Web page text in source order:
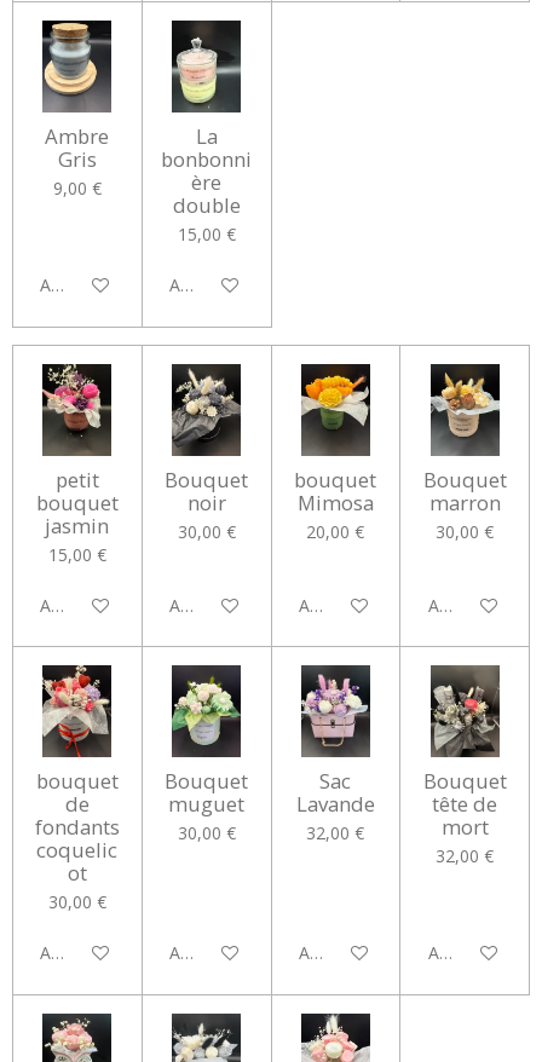
Ambre
Gris
9,00 €
Ajouter au panier
La
bonbonni
ère
double
15,00 €
Ajouter au panier
petit
bouquet
jasmin
15,00 €
Ajouter au panier
Bouquet
noir
30,00 €
Ajouter au panier
bouquet
Mimosa
20,00 €
Ajouter au panier
Bouquet
marron
30,00 €
Ajouter au
bouquet
de
fondants
coquelic
ot
30,00 €
Ajouter au panier
Bouquet
muguet
30,00 €
Ajouter au panier
Sac
Lavande
32,00 €
Ajouter au panier
Bouquet
tête de
mort
32,00 €
Ajouter au